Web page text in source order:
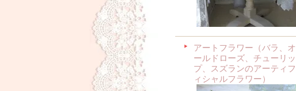
アートフラワー（バラ、オ
ールドローズ、チューリッ
プ、スズランのアーティフ
ィシャルフラワー）